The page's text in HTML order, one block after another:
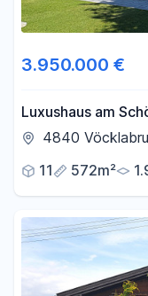
3.950.000 €
Luxushaus am
4840
11
572m²